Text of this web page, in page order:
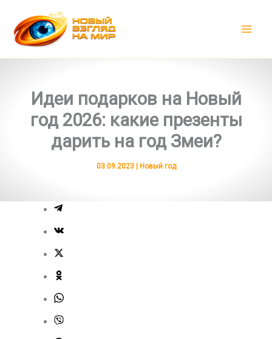
содержимому
Идеи подарков на Новый
год 2026: какие презенты
дарить на год Змеи?
03.09.2023 | Новый год